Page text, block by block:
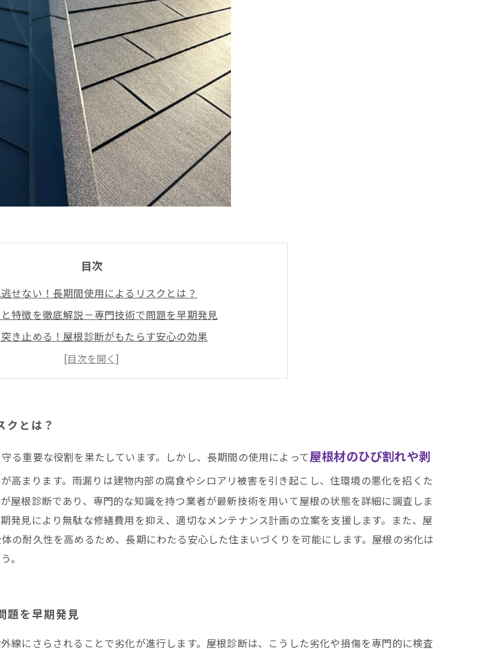
目次
せない！長期間使用によるリスクとは？
特徴を徹底解説－専門技術で問題を早期発見
き止める！屋根診断がもたらす安心の効果
最適なメンテナンス計画と費用節約のヒミツ
りは屋根診断から－井澤産業の高品質サービス事例紹介
て建物の耐久性を高める！未来の住まいを守る秘訣
クとは？
る重要な役割を果たしています。しかし、長期間の使用によって屋根材のひび割れや剥
高まります。雨漏りは建物内部の腐食やシロアリ被害を引き起こし、住環境の悪化を招くた
屋根診断であり、専門的な知識を持つ業者が最新技術を用いて屋根の状態を詳細に調査しま
発見により無駄な修繕費用を抑え、適切なメンテナンス計画の立案を支援します。また、屋
の耐久性を高めるため、長期にわたる安心した住まいづくりを可能にします。屋根の劣化は
。
題を早期発見
線にさらされることで劣化が進行します。屋根診断は、こうした劣化や損傷を専門的に検査